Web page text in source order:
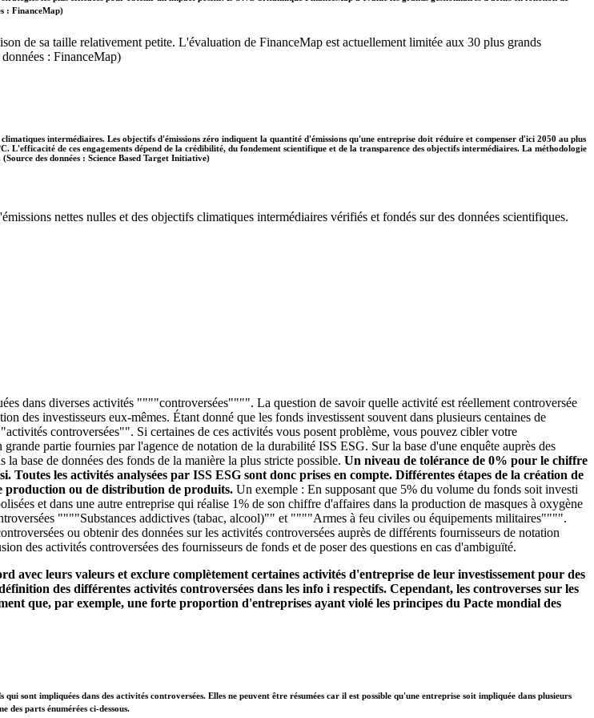
: FinanceMap)
de sa taille relativement petite. L'évaluation de FinanceMap est actuellement limitée aux 30 plus grands
: FinanceMap)
intermédiaires. Les objectifs d'émissions zéro indiquent la quantité d'émissions qu'une entreprise doit réduire et compenser d'ici 2050 au plus
de ces engagements dépend de la crédibilité, du fondement scientifique et de la transparence des objectifs intermédiaires. La méthodologie
des données : Science Based Target Initiative)
nettes nulles et des objectifs climatiques intermédiaires vérifiés et fondés sur des données scientifiques.
dans diverses activités """"controversées"""". La question de savoir quelle activité est réellement controversée
des investisseurs eux-mêmes. Étant donné que les fonds investissent souvent dans plusieurs centaines de
controversées"". Si certaines de ces activités vous posent problème, vous pouvez cibler votre
partie fournies par l'agence de notation de la durabilité ISS ESG. Sur la base d'une enquête auprès des
base de données des fonds de la manière la plus stricte possible. Un niveau de tolérance de 0% pour le chiffre
Toutes les activités analysées par ISS ESG sont donc prises en compte. Différentes étapes de la création de
production ou de distribution de produits. Un exemple : En supposant que 5% du volume du fonds soit investi
et dans une autre entreprise qui réalise 1% de son chiffre d'affaires dans la production de masques à oxygène
""""Substances addictives (tabac, alcool)"" et """"Armes à feu civiles ou équipements militaires"""".
ou obtenir des données sur les activités controversées auprès de différents fournisseurs de notation
des activités controversées des fournisseurs de fonds et de poser des questions en cas d'ambiguïté.
avec leurs valeurs et exclure complètement certaines activités d'entreprise de leur investissement pour des
des différentes activités controversées dans les info i respectifs. Cependant, les controverses sur les
que, par exemple, une forte proportion d'entreprises ayant violé les principes du Pacte mondial des
sont impliquées dans des activités controversées. Elles ne peuvent être résumées car il est possible qu'une entreprise soit impliquée dans plusieurs
des parts énumérées ci-dessous.